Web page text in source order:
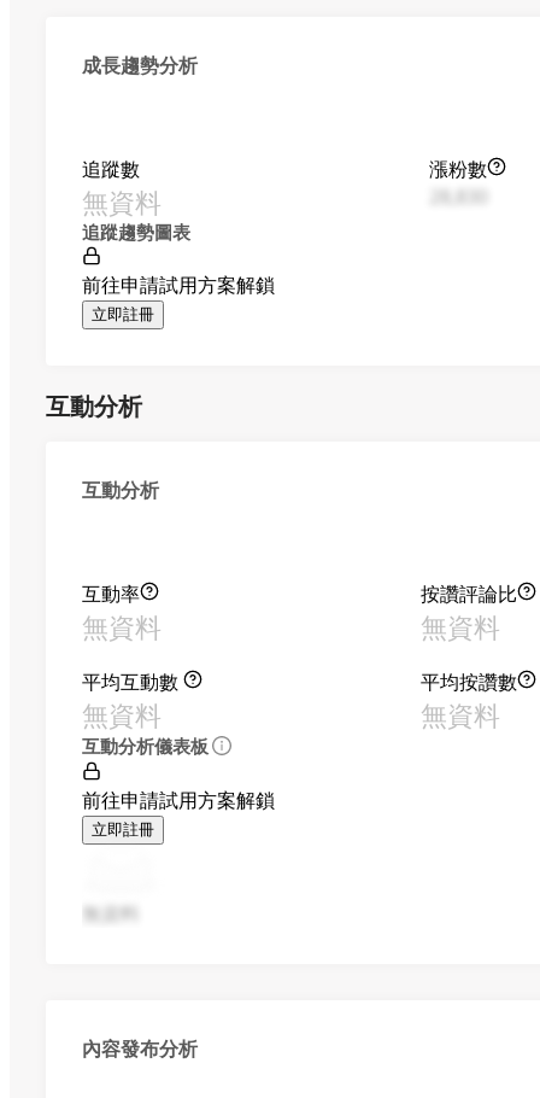
成長趨勢分析
追蹤數
無資料
漲粉數
追蹤趨勢圖表
前往申請試用方案解鎖
立即註冊
互動分析
互動分析
互動率
無資料
按讚評論比
無資料
平均互動數
無資料
平均按讚數
無資料
互動分析儀表板
前往申請試用方案解鎖
立即註冊
無資料
內容發布分析